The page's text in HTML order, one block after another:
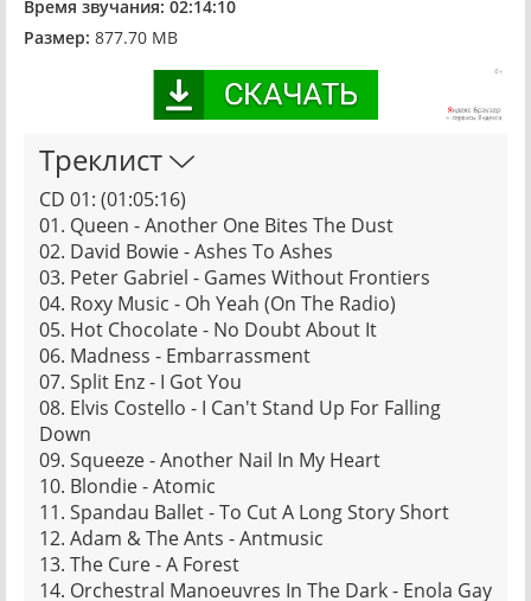
Время звучания: 02:14:10
Размер: 877.70 MB
Треклист
CD 01: (01:05:16)
01. Queen - Another One Bites The Dust
02. David Bowie - Ashes To Ashes
03. Peter Gabriel - Games Without Frontiers
04. Roxy Music - Oh Yeah (On The Radio)
05. Hot Chocolate - No Doubt About It
06. Madness - Embarrassment
07. Split Enz - I Got You
08. Elvis Costello - I Can't Stand Up For Falling
Down
09. Squeeze - Another Nail In My Heart
10. Blondie - Atomic
11. Spandau Ballet - To Cut A Long Story Short
12. Adam & The Ants - Antmusic
13. The Cure - A Forest
14. Orchestral Manoeuvres In The Dark - Enola Gay